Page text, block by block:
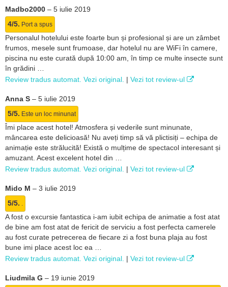
Madbo2000 – 5 iulie 2019
4/5. Port a spus
Personalul hotelului este foarte bun și profesional și are un zâmbet
frumos, mesele sunt frumoase, dar hotelul nu are WiFi în camere,
piscina nu este curată după 10:00 am, în timp ce multe insecte sunt
în grădini …
Review tradus automat. Vezi original. | Vezi tot review-ul
Anna S – 5 iulie 2019
5/5. Este un loc minunat
Îmi place acest hotel! Atmosfera și vederile sunt minunate,
mâncarea este delicioasă! Nu aveți timp să vă plictisiți – echipa de
animație este strălucită! Există o mulțime de spectacol interesant și
amuzant. Acest excelent hotel din …
Review tradus automat. Vezi original. | Vezi tot review-ul
Mido M – 3 iulie 2019
5/5. .
A fost o excursie fantastica i-am iubit echipa de animatie a fost atat
de bine am fost atat de fericit de serviciu a fost perfecta camerele
au fost curate petrecerea de fiecare zi a fost buna plaja au fost
bune imi place acest loc ea …
Review tradus automat. Vezi original. | Vezi tot review-ul
Liudmila G – 19 iunie 2019